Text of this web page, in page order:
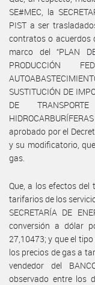
SE#MEC, la
PIST a ser
contratos o acuerdos
marco del “PLAN
PRODUCCIÓN
SUSTITUCIÓN DE
DE
aprobado por el
y su modificatorio,
gas.
Que, a los efectos
tarifarios de los
SECRETARÍA DE
conversión a dólar
27,10473; y que el
los precios de gas a
vendedor del
observado entre los